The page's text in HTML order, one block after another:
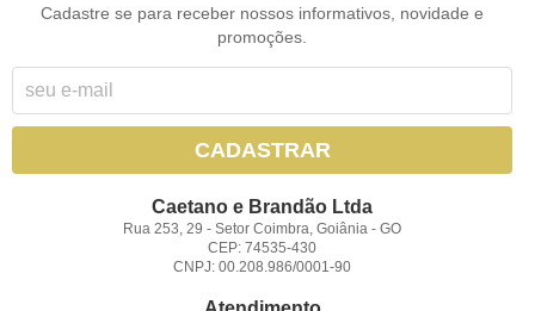
Cadastre se para receber nossos informativos, novidade e
promoções.
CADASTRAR
Caetano e Brandão Ltda
Rua 253, 29 -Setor Coimbra, Goiânia -GO
CEP: 74535-430
CNPJ: 00.208.986/0001-90